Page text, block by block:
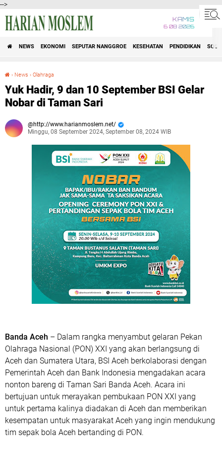
-->
KAMIS
6 08 2026
NEWS EKONOMI SEPUTAR NANGGROE KESEHATAN PENDIDIKAN
› News › Olahraga
Yuk Hadir, 9 dan 10 September BSI Gelar
Nobar di Taman Sari
http://www.harianmoslem.net/
Minggu, 08 September 2024, September 08, 2024 WIB
Banda Aceh – Dalam rangka menyambut gelaran Pekan
Olahraga Nasional (PON) XXI yang akan berlangsung di
Aceh dan Sumatera Utara, BSI Aceh berkolaborasi dengan
Pemerintah Aceh dan Bank Indonesia mengadakan acara
nonton bareng di Taman Sari Banda Aceh. Acara ini
bertujuan untuk merayakan pembukaan PON XXI yang
untuk pertama kalinya diadakan di Aceh dan memberikan
kesempatan untuk masyarakat Aceh yang ingin mendukung
tim sepak bola Aceh bertanding di PON.